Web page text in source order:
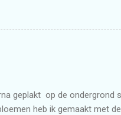
geplakt op de
heb ik gemaakt met